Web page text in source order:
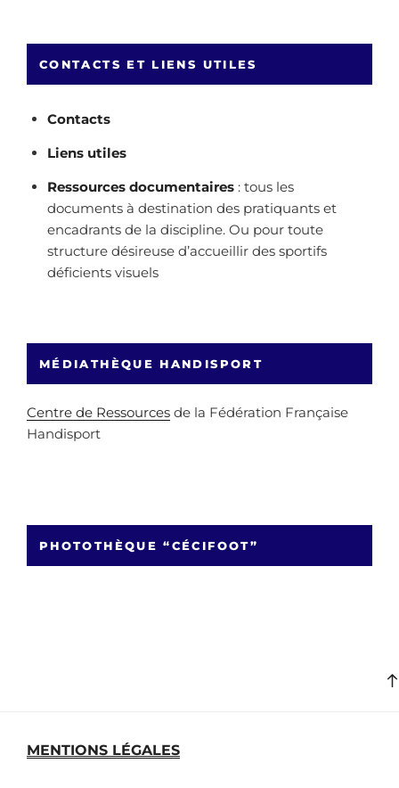
CONTACTS ET LIENS UTILES
Contacts
Liens utiles
Ressources documentaires : tous les
documents à destination des pratiquants et
encadrants de la discipline. Ou pour toute
structure désireuse d’accueillir des sportifs
déficients visuels
MÉDIATHÈQUE HANDISPORT
Centre de Ressources de la Fédération Française
Handisport
PHOTOTHÈQUE “CÉCIFOOT”
MENTIONS LÉGALES